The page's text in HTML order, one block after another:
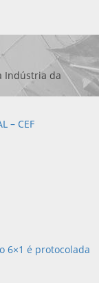
Indústria da
– CEF
6×1 é protocolada